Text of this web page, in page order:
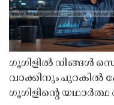
ഗൂഗിളിൽ നിങ്ങൾ
വാക്കിനും
ഗൂഗിളിന്റെ